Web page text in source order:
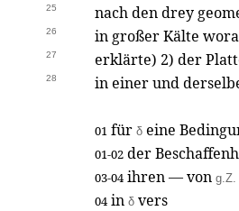
25 nach den drey
26 in großer Kälte
27 erklärte) 2) der
28 in einer und
01 für δ eine
01-02 der
03-04 ihren — von g.Z.
04 in δ vers